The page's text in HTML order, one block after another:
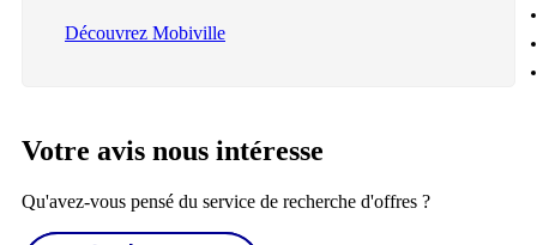
Découvrez Mobiville
Votre avis nous intéresse
Qu'avez-vous pensé du service de recherche d'offres ?